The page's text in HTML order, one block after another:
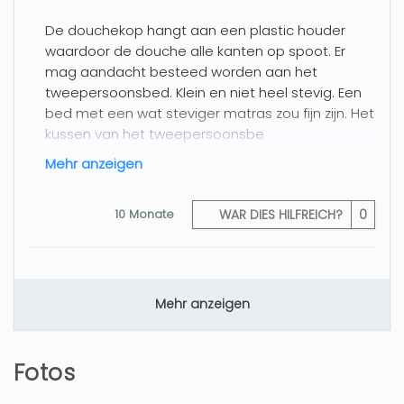
De douchekop hangt aan een plastic houder
waardoor de douche alle kanten op spoot. Er
mag aandacht besteed worden aan het
tweepersoonsbed. Klein en niet heel stevig. Een
bed met een wat steviger matras zou fijn zijn. Het
kussen van het tweepersoonsbe
mehr anzeigen
WAR DIES HILFREICH? 0
10 Monate
Roman (Großbritannien)
Excellent location, quiet area, friendly service,
Mehr anzeigen
Fotos